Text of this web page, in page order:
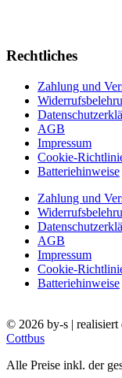
Rechtliches
Zahlung und
AGB
Impressum
Cookie-
Batteriehinweise
Zahlung und
AGB
Impressum
Cookie-
Batteriehinweise
© 2026 by-s | realisiert
Cottbus
Alle Preise inkl. der